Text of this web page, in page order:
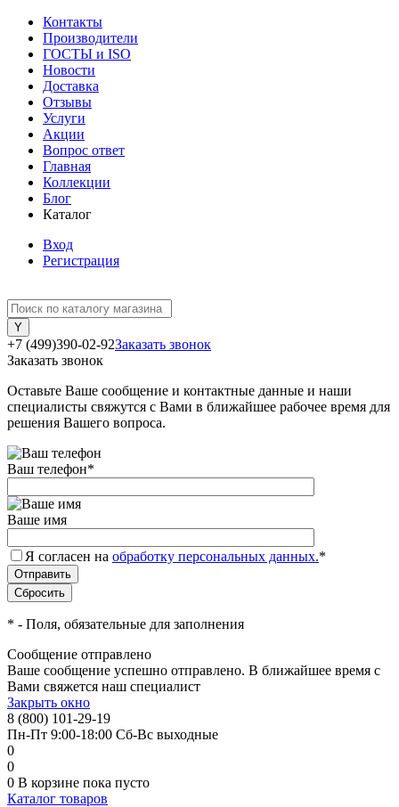
Контакты
Производители
ГОСТЫ и ISO
Новости
Доставка
Отзывы
Услуги
Акции
Вопрос ответ
Главная
Коллекции
Блог
Каталог
Вход
Регистрация
+7 (499)390-02-92Заказать звонок
Заказать звонок
Оставьте Ваше сообщение и контактные данные и наши
специалисты свяжутся с Вами в ближайшее рабочее время для
решения Вашего вопроса.
Ваш телефон*
Ваше имя
Я согласен на обработку персональных данных.*
* - Поля, обязательные для заполнения
Сообщение отправлено
Ваше сообщение успешно отправлено. В ближайшее время с
Вами свяжется наш специалист
Закрыть окно
8 (800) 101-29-19
Пн-Пт 9:00-18:00 Сб-Вс выходные
0
0
0 В корзине пока пусто
Каталог товаров